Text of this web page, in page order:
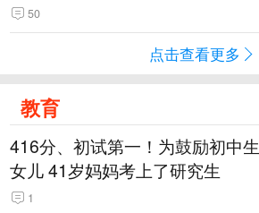
50
点击查看更多
教育
416分、初试第一！为鼓励初中生
女儿 41岁妈妈考上了研究生
1